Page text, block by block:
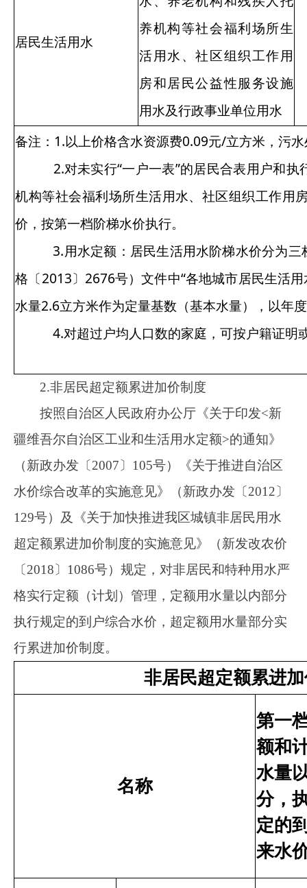
129号）及《关于加快推进我区城镇非居民用水
超定额累进加价制度的实施意见》（新发改农价
〔2018〕1086号）规定，对非居民和特种用水严
格实行定额（计划）管理，定额用水量以内部分
执行规定的到户综合水价，超定额用水量部分实
行累进加价制度。
名称
第一档：定
分，执行规
定的到户自
来水价
建用水
特种行业用水
洗车业、纯净水制造业
用水
18.5
备注：1.以上价格含水资源费 0.09元/立方米，非居民污水
费、污水处理费和各种附加不实行累进加价。
2. 对 两高一剩
（高耗能、高污染、产能严重过剩）行
3.非居民用水和特种用水定额（计划）由水行业主管部
管部门按照自治区相关规定结合阿图什市实际情
况具体制定，报请市人民政府批准后按水价政策
三、拟调整阿图什市农村饮用水费用价格调
3.特种行业用水价格5.25元/立方米。